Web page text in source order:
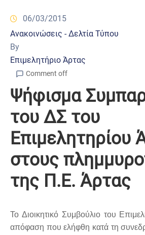
06/03/2015
Ανακοινώσεις - Δελτία Τύπου
By
Επιμελητήριο Άρτας
Comment off
Ψήφισμα
του ΔΣ του
Επιμελητηρίου
στους
της Π.Ε. Άρτας
Το Διοικητικό Συμβούλιο του
απόφαση που ελήφθη κατά τη